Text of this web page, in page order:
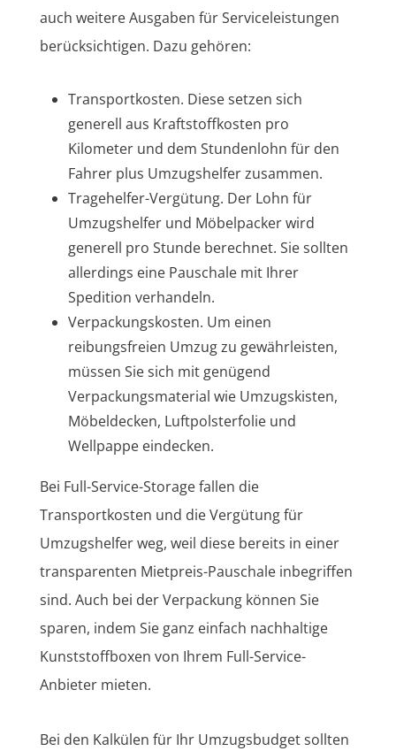
auch weitere Ausgaben für Serviceleistungen
berücksichtigen. Dazu gehören:
Transportkosten. Diese setzen sich
generell aus Kraftstoffkosten pro
Kilometer und dem Stundenlohn für den
Fahrer plus Umzugshelfer zusammen.
Tragehelfer-Vergütung. Der Lohn für
Umzugshelfer und Möbelpacker wird
generell pro Stunde berechnet. Sie sollten
allerdings eine Pauschale mit Ihrer
Spedition verhandeln.
Verpackungskosten. Um einen
reibungsfreien Umzug zu gewährleisten,
müssen Sie sich mit genügend
Verpackungsmaterial wie Umzugskisten,
Möbeldecken, Luftpolsterfolie und
Wellpappe eindecken.
Bei Full-Service-Storage fallen die
Transportkosten und die Vergütung für
Umzugshelfer weg, weil diese bereits in einer
transparenten Mietpreis-Pauschale inbegriffen
sind. Auch bei der Verpackung können Sie
sparen, indem Sie ganz einfach nachhaltige
Kunststoffboxen von Ihrem Full-Service-
Anbieter mieten.
Bei den Kalkülen für Ihr Umzugsbudget sollten